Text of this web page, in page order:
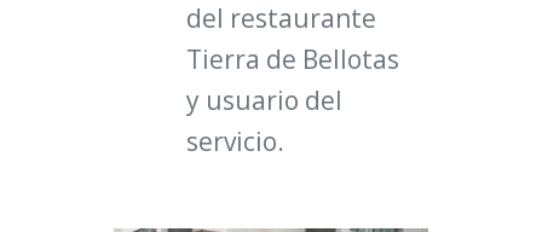
del restaurante
Tierra de Bellotas
y usuario del
servicio.